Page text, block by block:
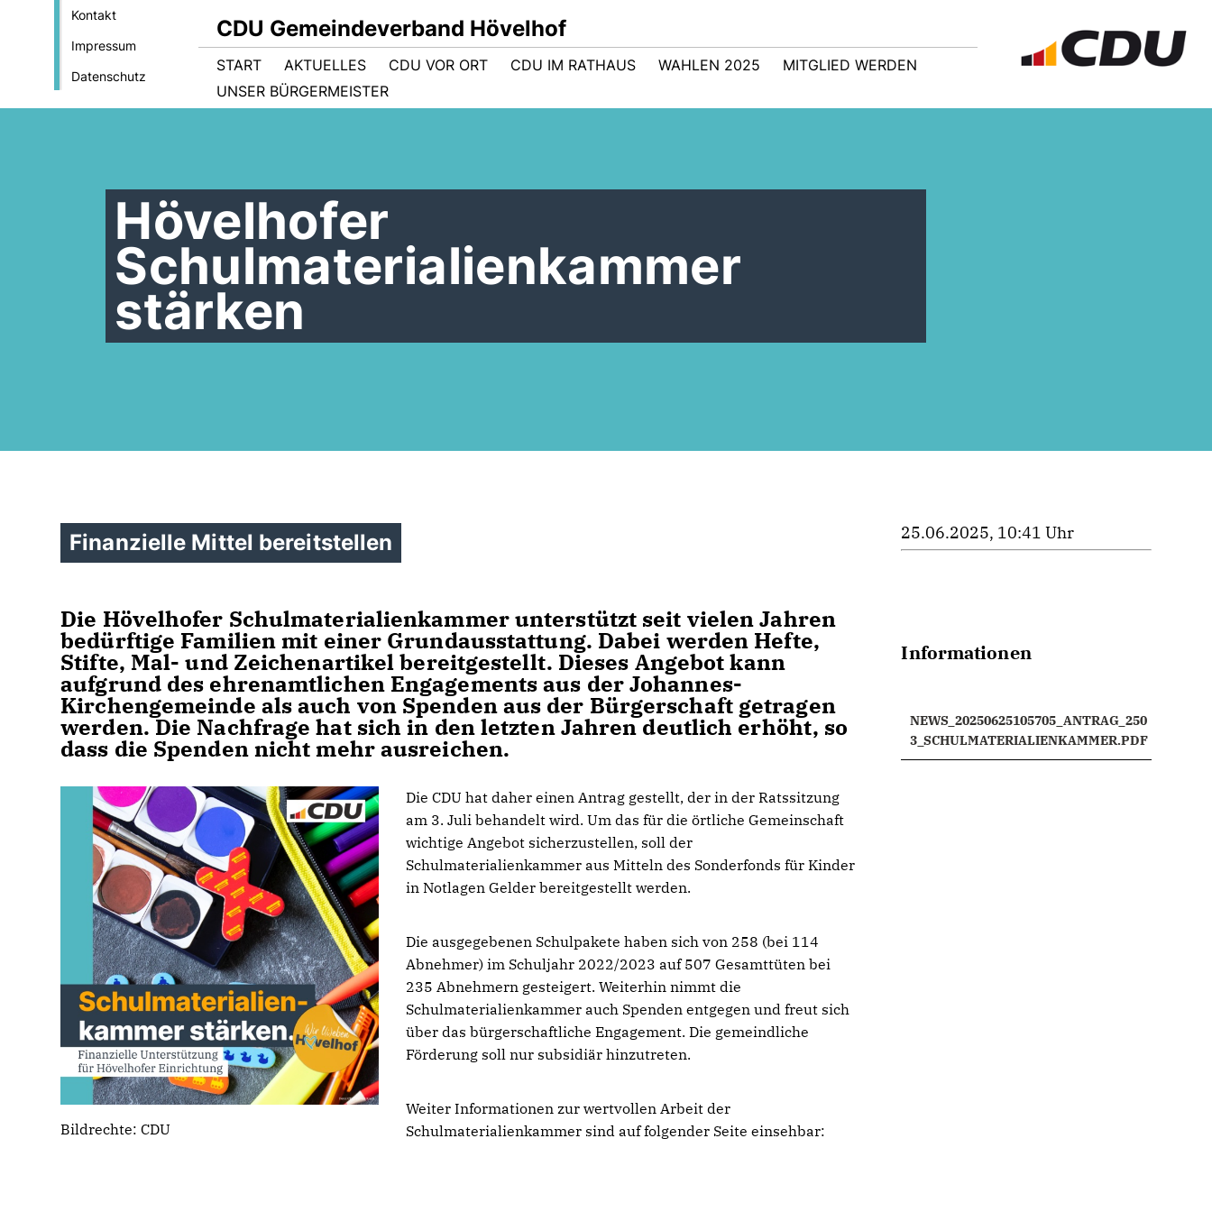
Kontakt
Impressum
Datenschutz
CDU Gemeindeverband Hövelhof
START AKTUELLES CDU VOR ORT CDU IM RATHAUS WAHLEN 2025
MITGLIED WERDEN
UNSER BÜRGERMEISTER
Hövelhofer
Schulmaterialienkammer
stärken
Finanzielle Mittel bereitstellen
Die Hövelhofer Schulmaterialienkammer unterstützt seit vielen Jahren
bedürftige Familien mit einer Grundausstattung. Dabei werden Hefte,
Stifte, Mal- und Zeichenartikel bereitgestellt. Dieses Angebot kann
aufgrund des ehrenamtlichen Engagements aus der Johannes-
Kirchengemeinde als auch von Spenden aus der Bürgerschaft getragen
werden. Die Nachfrage hat sich in den letzten Jahren deutlich erhöht, so
dass die Spenden nicht mehr ausreichen.
Bildrechte: CDU
Die CDU hat daher einen Antrag gestellt, der in der Ratssitzung
am 3. Juli behandelt wird. Um das für die örtliche Gemeinschaft
wichtige Angebot sicherzustellen, soll der
Schulmaterialienkammer aus Mitteln des Sonderfonds für Kinder
in Notlagen Gelder bereitgestellt werden.
Die ausgegebenen Schulpakete haben sich von 258 (bei 114
Abnehmer) im Schuljahr 2022/2023 auf 507 Gesamttüten bei
235 Abnehmern gesteigert. Weiterhin nimmt die
Schulmaterialienkammer auch Spenden entgegen und freut sich
über das bürgerschaftliche Engagement. Die gemeindliche
Förderung soll nur subsidiär hinzutreten.
Weiter Informationen zur wertvollen Arbeit der
Schulmaterialienkammer sind auf folgender Seite einsehbar:
25.06.2025, 10:41 Uhr
Informationen
NEWS_20250625105705_ANTRAG_250
3_SCHULMATERIALIENKAMMER.PDF